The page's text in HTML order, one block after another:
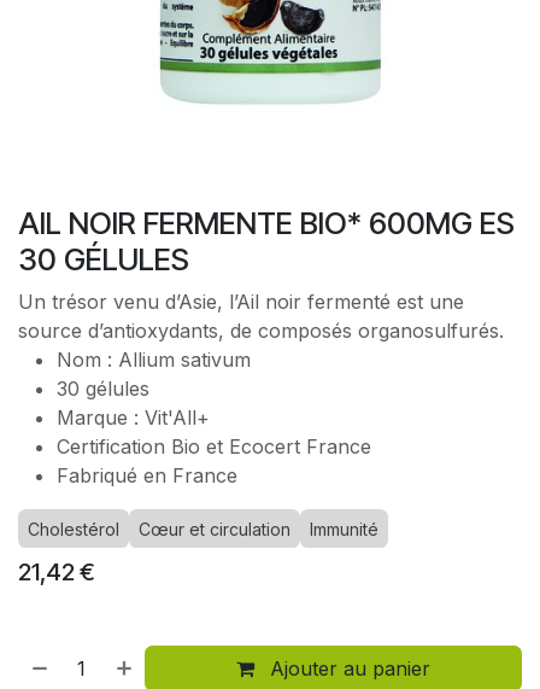
AIL NOIR FERMENTE BIO* 600MG ES
30 GÉLULES
Un trésor venu d’Asie, l’Ail noir fermenté est une
source d’antioxydants, de composés organosulfurés.
Nom : Allium sativum
30 gélules
Marque : Vit'All+
Certification Bio et Ecocert France
Fabriqué en France
Cholestérol Cœur et circulation Immunité
21,42€
Ajouter au panier